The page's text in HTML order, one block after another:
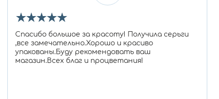
★★★★★
Спасибо большое за красоту! Получила серьги
,все замечательно.Хорошо и красиво
упакованы.Буду рекомендовать ваш
магазин.Всех благ и процветания!